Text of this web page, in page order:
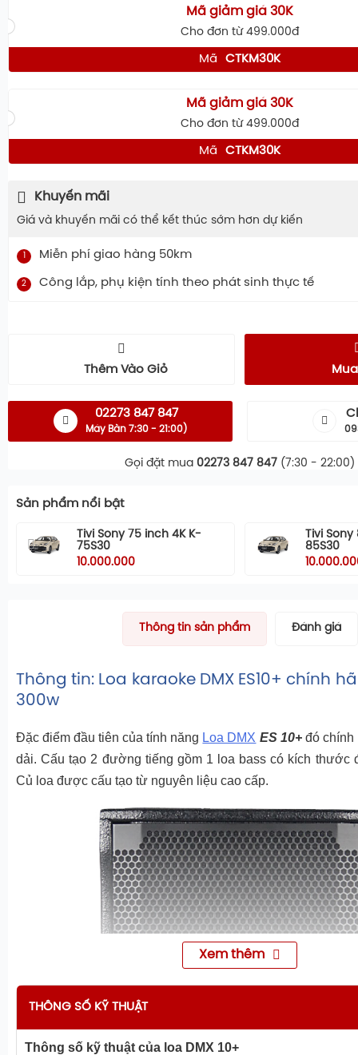
Mã giảm giá 30K
Cho đơn từ 499.000đ
Mã CTKM30K
Mã giảm giá 30K
Cho đơn từ 499.000đ
Mã CTKM30K
Khuyến mãi
Giá và khuyến mãi có thể kết thúc sớm hơn dự kiến
Miễn phí giao hàng 50km
2 Công lắp, phụ kiện tính theo phát sinh thực tế
Thêm Vào Giỏ
02273 847 847
Máy Bàn 7:30 - 21:00)
Gọi đặt mua 02273 847 847 (7:30 - 22:00)
Thông tin sản phẩm Đánh giá
Thông tin: Loa karaoke DMX ES10+ chính
300w
Đặc điểm đầu tiên của tính năng Loa DMX ES 10+đó chính
dải. Cấu tạo 2 đường tiếng gồm 1 loa bass có kích thước
Củ loa được cấu tạo từ nguyên liệu cao cấp.
Xem thêm
THÔNG SỐ KỸ THUẬT
Thông số kỹ thuật của loa DMX 10+
Sản phẩm nổi bật
Tivi Sony 75 inch 4K K-
75S30
10.000.000
Tivi
85S30